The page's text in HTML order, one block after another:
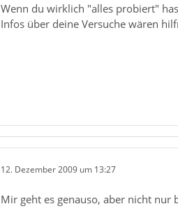
Wenn du wirklich "alles probiert"
Infos über deine Versuche wären
12. Dezember 2009 um 13:27
Mir geht es genauso, aber nicht nur